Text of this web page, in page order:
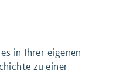
in Ihrer eigenen
zu einer